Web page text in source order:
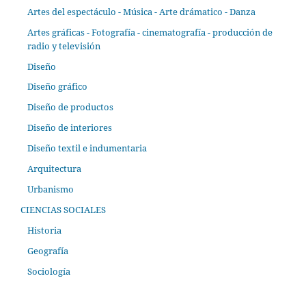
Artes del espectáculo - Música - Arte drámatico - Danza
Artes gráficas - Fotografía - cinematografía - producción de
radio y televisión
Diseño
Diseño gráfico
Diseño de productos
Diseño de interiores
Diseño textil e indumentaria
Arquitectura
Urbanismo
CIENCIAS SOCIALES
Historia
Geografía
Sociología